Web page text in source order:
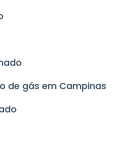
de gás em Campinas